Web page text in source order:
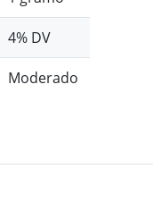
4% DV
Moderado